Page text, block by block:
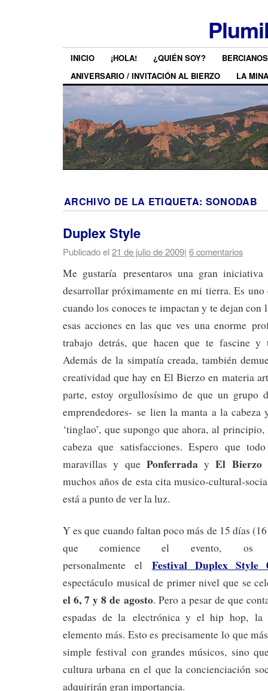
INICIO ¡HOLA! ¿QUIÉN SOY?
ANIVERSARIO / INVITACIÓN AL BIERZO
LA MINA
ARCHIVO DE LA ETIQUETA: SONODAB
Duplex Style
Publicado el21 de julio de 2009| 6 comentarios
Me gustaría presentaros una gran
desarrollar próximamente en mi tierra. Es uno
cuando los conoces te impactan y te dejan con
esas acciones en las que ves una enorme
trabajo detrás, que hacen que te fascine
Además de la simpatía creada, también
creatividad que hay en El Bierzo en materia
parte, estoy orgullosísimo de que un grupo
emprendedores- se lien la manta a la cabeza
‘tinglao’, que supongo que ahora, al
cabeza que satisfacciones. Espero que
maravillas y que PonferradayEl Bierzo
muchos años de esta cita musico-cultural-
está a punto de ver la luz.
Y es que cuando faltan poco más de 15 días
que comience el evento, os
personalmente el Festival Duplex Style
espectáculo musical de primer nivel que se
el 6, 7 y 8 de agosto. Pero a pesar de que
espadas de la electrónica y el hip hop, la
elemento más. Esto es precisamente lo que
simple festival con grandes músicos, sino
cultura urbana en el que la concienciación
adquirirán gran importancia.